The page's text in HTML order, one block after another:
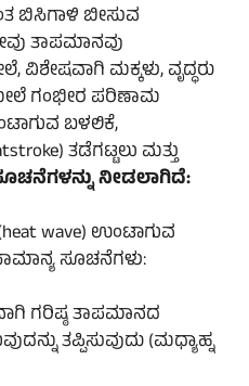
ಬಿಸಿಗಾಳಿ ಬೀಸುವ
ತಾಪಮಾನವು
ಮಕ್ಕಳು, ವೃದ್ಧರು
ಗಂಭೀರ ಪರಿಣಾಮ
ಬಳಲಿಕೆ,
ತಡೆಗಟ್ಟಲು ಮತ್ತು
ನೀಡಲಾಗಿದೆ:
wave) ಉಂಟಾಗುವ
ಸೂಚನೆಗಳು:
ಗರಿಷ್ಠ ತಾಪಮಾನದ
ತಪ್ಪಿಸುವುದು (ಮಧ್ಯಾಹ್ನ